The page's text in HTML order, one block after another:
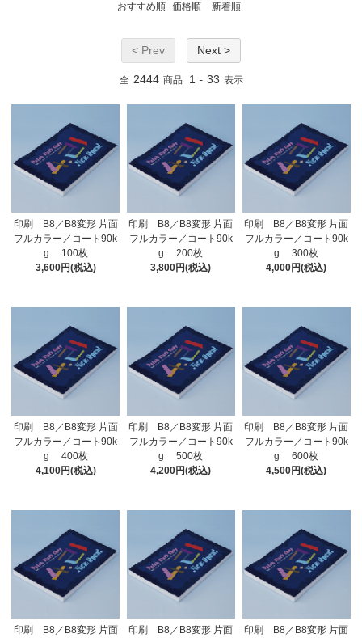
おすすめ順 価格順 新着順
< Prev Next >
全 2444 商品 1 - 33 表示
印刷 B8／B8変形 片面
フルカラー／コート90k
g 100枚
3,600円(税込)
印刷 B8／B8変形 片面
フルカラー／コート90k
g 200枚
3,800円(税込)
印刷 B8／B8変形 片面
フルカラー／コート90k
g 300枚
4,000円(税込)
印刷 B8／B8変形 片面
フルカラー／コート90k
g 400枚
4,100円(税込)
印刷 B8／B8変形 片面
フルカラー／コート90k
g 500枚
4,200円(税込)
印刷 B8／B8変形 片面
フルカラー／コート90k
g 600枚
4,500円(税込)
印刷 B8／B8変形 片面
印刷 B8／B8変形 片面
印刷 B8／B8変形 片面